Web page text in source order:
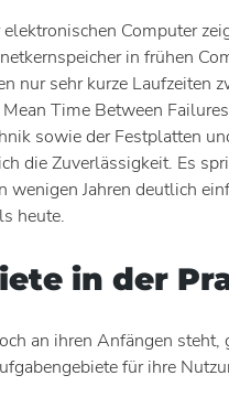
Computer
in frühen
nur sehr kurze Laufzeiten
Time Between
sowie der Festplatten
die Zuverlässigkeit. Es
wenigen Jahren deutlich
heute.
in der
an ihren Anfängen steht,
für ihre